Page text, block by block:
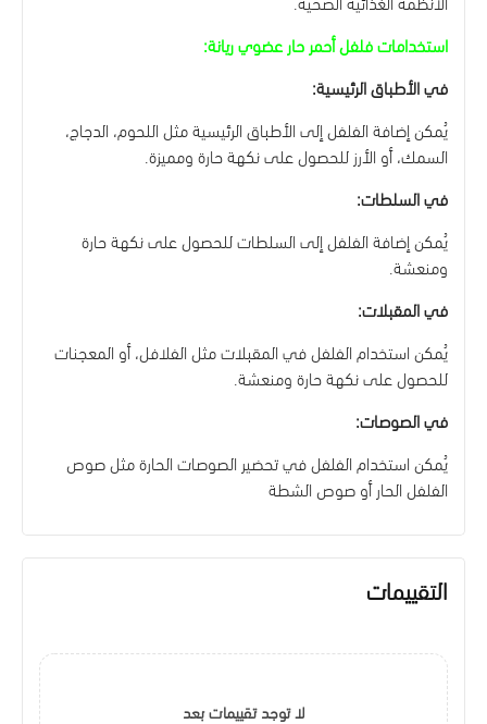
استخدامات فلفل أحمر حار عضوي ريانة:
في الأطباق الرئيسية:
يُمكن إضافة الفلفل إلى الأطباق الرئيسية مثل اللحوم، الدجاج،
السمك، أو الأرز للحصول على نكهة حارة ومميزة.
في السلطات:
يُمكن إضافة الفلفل إلى السلطات للحصول على نكهة حارة
ومنعشة.
في المقبلات:
يُمكن استخدام الفلفل في المقبلات مثل الفلافل، أو المعجنات
للحصول على نكهة حارة ومنعشة.
في الصوصات:
يُمكن استخدام الفلفل في تحضير الصوصات الحارة مثل صوص
الفلفل الحار أو صوص الشطة
التقييمات
لا توجد تقييمات بعد